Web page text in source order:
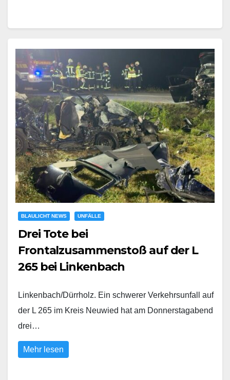
BLAULICHT NEWS UNFÄLLE
Drei Tote bei
Frontalzusammenstoß auf der L
265 bei Linkenbach
Linkenbach/Dürrholz. Ein schwerer Verkehrsunfall auf
der L 265 im Kreis Neuwied hat am Donnerstagabend
drei…
Mehr lesen